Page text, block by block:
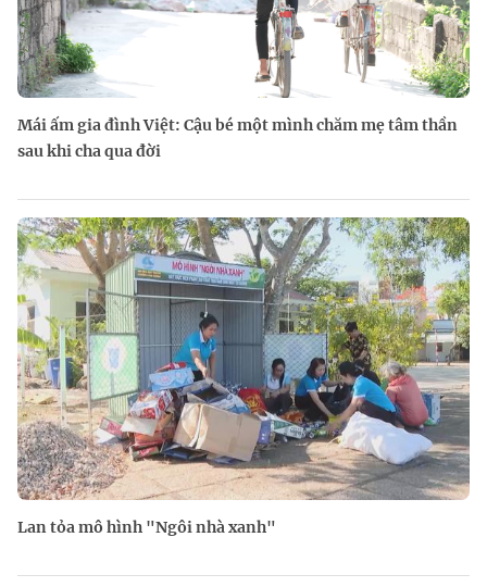
Mái ấm gia đình Việt: Cậu bé một mình chăm mẹ tâm thần
sau khi cha qua đời
Lan tỏa mô hình "Ngôi nhà xanh"